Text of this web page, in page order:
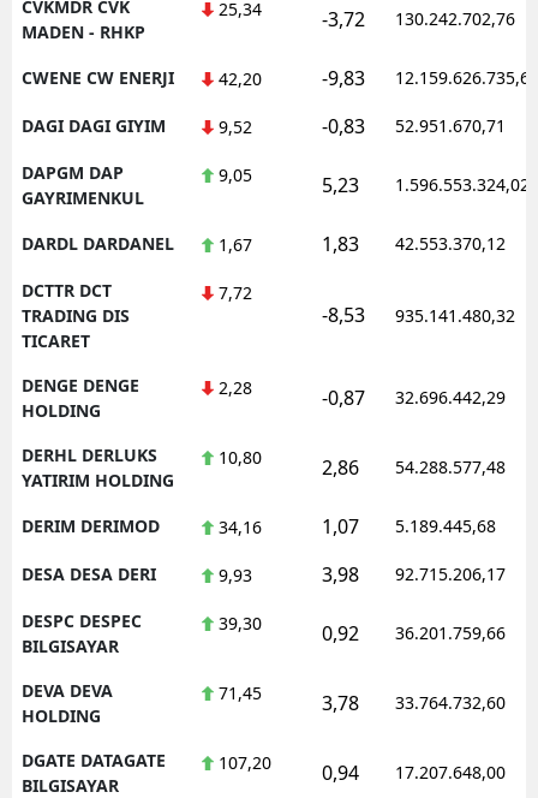
CVKMDR CVK
MADEN - RHKP
25,34 -3,72 130.242.702,76
CWENE CW ENERJI 42,20 -9,83 12.159.626.735,62
DAGI DAGI GIYIM 9,52 -0,83 52.951.670,71
DAPGM DAP
GAYRIMENKUL
9,05 5,23 1.596.553.324,02
DARDL DARDANEL 1,67 1,83 42.553.370,12
DCTTR DCT
TRADING DIS
TICARET
7,72
-8,53 935.141.480,32
DENGE DENGE
HOLDING
2,28 -0,87 32.696.442,29
DERHL DERLUKS
YATIRIM HOLDING
10,80 2,86 54.288.577,48
DERIM DERIMOD 34,16 1,07 5.189.445,68
DESA DESA DERI 9,93 3,98 92.715.206,17
DESPC DESPEC
BILGISAYAR
39,30 0,92 36.201.759,66
DEVA DEVA
HOLDING
71,45 3,78 33.764.732,60
DGATE DATAGATE
BILGISAYAR
107,20 0,94 17.207.648,00